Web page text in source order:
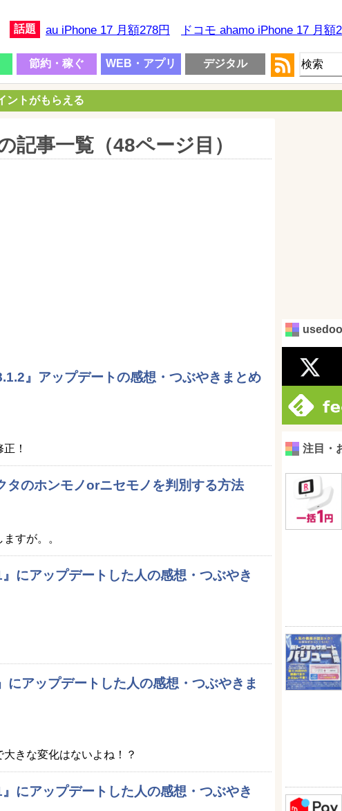
話題 au iPhone 17 月額278円 ドコモ ahamo iPhone 17 月額
節約・稼ぐ WEB・アプリ デジタル
ントがもらえる
事一覧（48ページ目）
』アップデートの感想・つぶやきまとめ
！
のホンモノorニセモノを判別する方法
すが。。
にアップデートした人の感想・つぶやき
アップデートした人の感想・つぶやきま
きな変化はないよね！？
にアップデートした人の感想・つぶやき
注目・